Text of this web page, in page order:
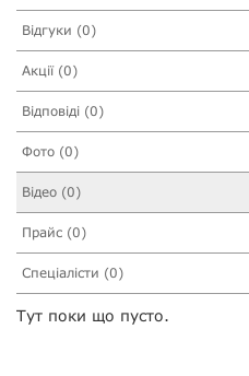
Відгуки (0)
Акції (0)
Відповіді (0)
Фото (0)
Відео (0)
Прайс (0)
Спеціалісти (0)
Тут поки що пусто.